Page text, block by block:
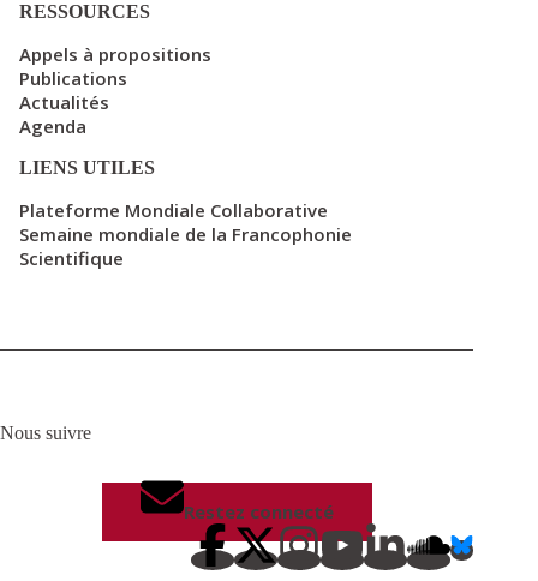
RESSOURCES
Appels à propositions
Publications
Actualités
Agenda
LIENS UTILES
Plateforme Mondiale Collaborative
Semaine mondiale de la Francophonie
Scientifique
Nous suivre
Restez connecté